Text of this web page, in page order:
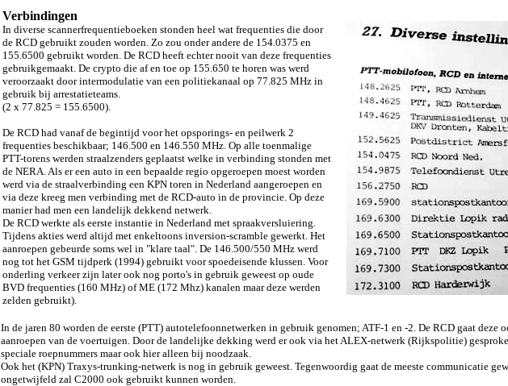
Verbindingen
In diverse scannerfrequentieboeken stonden heel wat frequenties die door
de RCD gebruikt zouden worden. Zo zou onder andere de 154.0375 en
155.6500 gebruikt worden. De RCD heeft echter nooit van deze frequenties
gebruikgemaakt. De crypto die af en toe op 155.650 te horen was werd
veroorzaakt door intermodulatie van een politiekanaal op 77.825 MHz in
gebruik bij arrestatieteams.
(2 x 77.825 = 155.6500).
De RCD had vanaf de begintijd voor het opsporings- en peilwerk 2
frequenties beschikbaar; 146.500 en 146.550 MHz. Op alle toenmalige
PTT-torens werden straalzenders geplaatst welke in verbinding stonden met
de NERA. Als er een auto in een bepaalde regio opgeroepen moest worden
werd via de straalverbinding een KPN toren in Nederland aangeroepen en
via deze kreeg men verbinding met de RCD-auto in de provincie. Op deze
manier had men een landelijk dekkend netwerk.
De RCD werkte als eerste instantie in Nederland met spraakversluiering.
Tijdens akties werd altijd met enkeltoons inversion-scramble gewerkt. Het
aanroepen gebeurde soms wel in "klare taal". De 146.500/550 MHz werd
nog tot het GSM tijdperk (1994) gebruikt voor spoedeisende klussen. Voor
onderling verkeer zijn later ook nog porto's in gebruik geweest op oude
BVD frequenties (160 MHz) of ME (172 Mhz) kanalen maar deze werden
zelden gebruikt).
In de jaren 80 worden de eerste (PTT) autotelefoonnetwerken in gebruik genomen; ATF-1 en -2. De RCD gaat deze
aanroepen van de voertuigen. Door de landelijke dekking werd er ook via het ALEX-netwerk (Rijkspolitie)
speciale roepnummers maar ook hier alleen bij noodzaak.
Ook het (KPN) Traxys-trunking-netwerk is nog in gebruik geweest. Tegenwoordig gaat de meeste communicatie
ongetwijfeld zal C2000 ook gebruikt kunnen worden.